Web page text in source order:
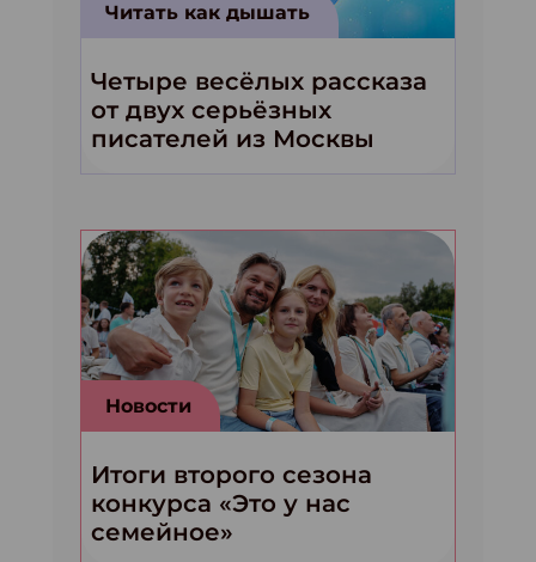
Читать как дышать
Четыре весёлых рассказа
от двух серьёзных
писателей из Москвы
Новости
Итоги второго сезона
конкурса «Это у нас
семейное»